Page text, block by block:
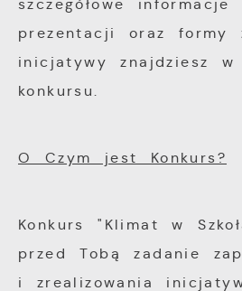
szczegółowe informacje
prezentacji oraz formy
inicjatywy znajdziesz w
konkursu.
O Czym jest Konkurs?
Konkurs "Klimat w
przed Tobą zadanie
i zrealizowania